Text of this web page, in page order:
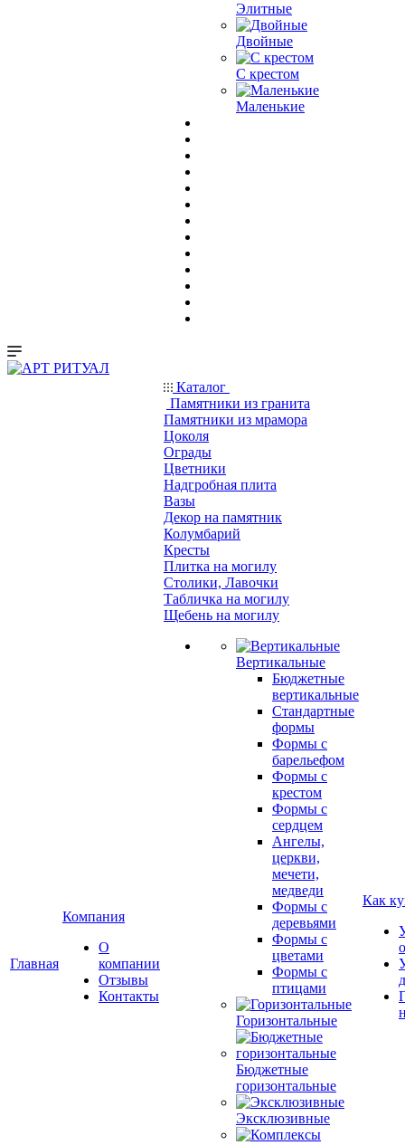
Элитные
Двойные
С крестом
Маленькие
Главная
Компания
О
компании
Отзывы
Контакты
Каталог
Памятники из гранита
Памятники из мрамора
Цоколя
Ограды
Цветники
Надгробная плита
Вазы
Декор на памятник
Колумбарий
Кресты
Плитка на могилу
Столики, Лавочки
Табличка на могилу
Щебень на могилу
Вертикальные
Бюджетные
вертикальные
Стандартные
формы
Формы с
барельефом
Формы с
крестом
Формы с
сердцем
Ангелы,
церкви,
мечети,
медведи
Формы с
деревьями
Формы с
цветами
Формы с
птицами
Горизонтальные
Бюджетные
горизонтальные
Эксклюзивные
Как